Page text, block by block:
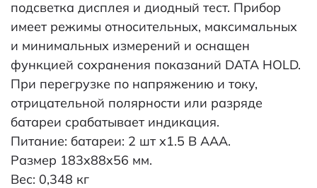
подсветка дисплея и диодный тест. Прибор
имеет режимы относительных, максимальных
и минимальных измерений и оснащен
функцией сохранения показаний DATA HOLD.
При перегрузке по напряжению и току,
отрицательной полярности или разряде
батареи срабатывает индикация.
Питание: батареи: 2 шт х1.5 В ААА.
Размер 183x88x56 мм.
Вес: 0,348 кг